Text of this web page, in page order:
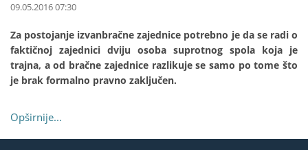
09.05.2016 07:30
Za postojanje izvanbračne zajednice potrebno je da se radi o
faktičnoj zajednici dviju osoba suprotnog spola koja je
trajna, a od bračne zajednice razlikuje se samo po tome što
je brak formalno pravno zaključen.
Opširnije...